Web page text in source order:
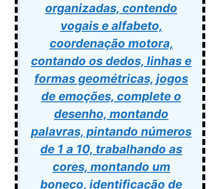
organizadas, contendo
vogais e alfabeto,
coordenação motora,
contando os dedos, linhas e
formas geométricas, jogos
de emoções, complete o
desenho, montando
palavras, pintando números
de 1 a 10, trabalhando as
cores, montando um
boneco, identificação de